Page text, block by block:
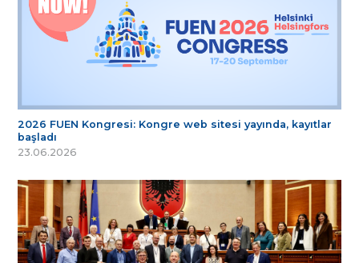
2026 FUEN Kongresi: Kongre web sitesi yayında, kayıtlar
başladı
23.06.2026